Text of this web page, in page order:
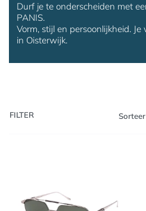
Durf je te onderscheiden met
PANIS.
Vorm, stijl en persoonlijkheid.
in Oisterwijk.
FILTER